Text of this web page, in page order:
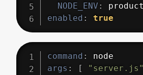
NODE_ENV :
enabled : true
command :
args : [ "server.js"